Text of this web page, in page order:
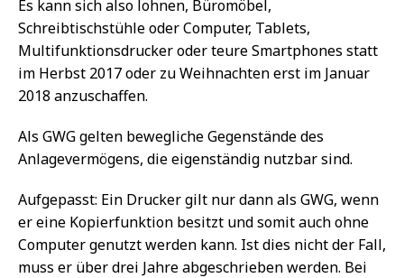
Es kann sich also lohnen, Büromöbel,
Schreibtischstühle oder Computer, Tablets,
Multifunktionsdrucker oder teure Smartphones statt
im Herbst 2017 oder zu Weihnachten erst im Januar
2018 anzuschaffen.
Als GWG gelten bewegliche Gegenstände des
Anlagevermögens, die eigenständig nutzbar sind.
Aufgepasst: Ein Drucker gilt nur dann als GWG, wenn
er eine Kopierfunktion besitzt und somit auch ohne
Computer genutzt werden kann. Ist dies nicht der Fall,
muss er über drei Jahre abgeschrieben werden. Bei